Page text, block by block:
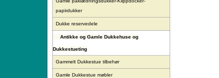
papirdukker
Dukke reservedele
Antikke og Gamle Dukkehuse og
Dukkestueting
Gammelt Dukkestue tilbehør
Gamle Dukkestue møbler